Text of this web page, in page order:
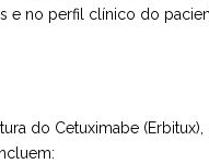
e no perfil clínico do
do Cetuximabe (Erbitux),